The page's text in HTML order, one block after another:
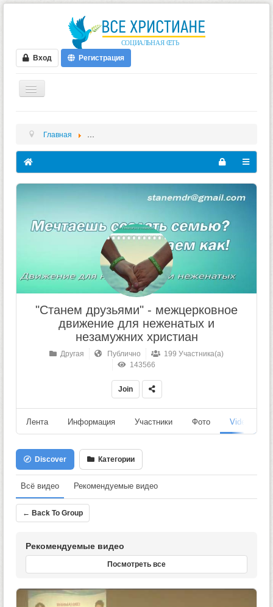
Вход Регистрация
ФОРУМ
ВИДЕО
БЛОГИ
МУЗЫКА
БИБЛИЯ
Главная "Станем друзьями" - межцерковное движение для
"Станем друзьями" - межцерковное
движение для неженатых и
незамужних христиан
Другая Публично
199 Участника(а)
143566
Join
Лента Информация Участники Фото Videos
Discover Категории
Всё видео Рекомендуемые видео
← Back To Group
Рекомендуемые видео
Посмотреть все